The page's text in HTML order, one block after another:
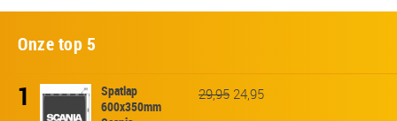
Onze top 5
1
Spatlap
600x350mm
29,95 24,95